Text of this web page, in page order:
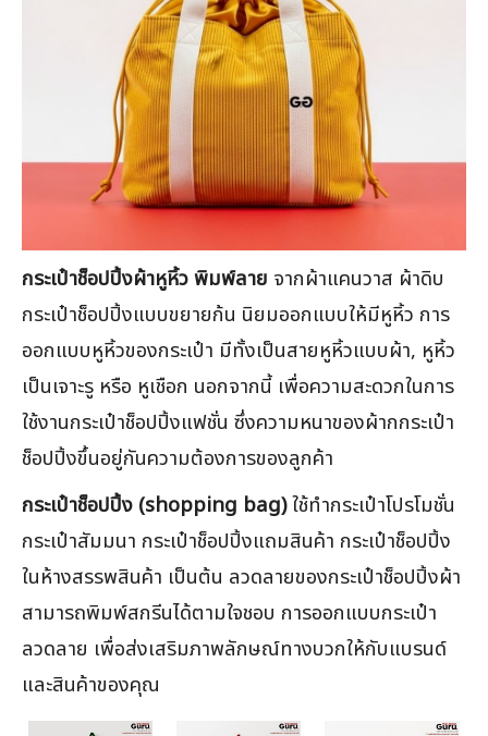
กระเป๋าช็อปปิ้งผ้าหูหิ้ว พิมพ์ลาย จากผ้าแคนวาส ผ้าดิบ
กระเป๋าช็อปปิ้งแบบขยายก้น นิยมออกแบบให้มีหูหิ้ว การ
ออกแบบหูหิ้วของกระเป๋า มีทั้งเป็นสายหูหิ้วแบบผ้า, หูหิ้ว
เป็นเจาะรู หรือ หูเชือก นอกจากนี้ เพื่อความสะดวกในการ
ใช้งานกระเป๋าช็อปปิ้งแฟชั่น ซึ่งความหนาของผ้ากกระเป๋า
ช็อปปิ้งขึ้นอยู่กันความต้องการของลูกค้า
กระเป๋าช็อปปิ้ง (shopping bag)ใช้ทำกระเป๋าโปรโมชั่น
กระเป๋าสัมมนา กระเป๋าช็อปปิ้งแถมสินค้า กระเป๋าช็อปปิ้ง
ในห้างสรรพสินค้า เป็นต้น ลวดลายของกระเป๋าช็อปปิ้งผ้า
สามารถพิมพ์สกรีนได้ตามใจชอบ การออกแบบกระเป๋า
ลวดลาย เพื่อส่งเสริมภาพลักษณ์ทางบวกให้กับแบรนด์
และสินค้าของคุณ